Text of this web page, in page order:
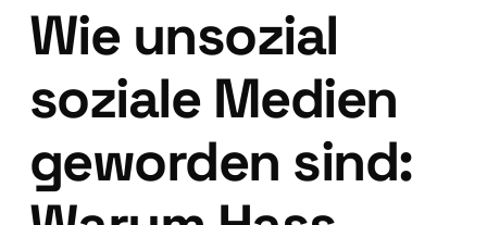
Wie unso­zi­al
sozia­le Medi­en
gewor­den sind: